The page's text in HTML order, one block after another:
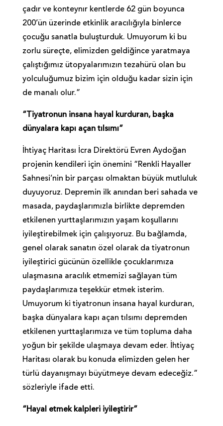
çadır ve konteynır kentlerde 62 gün boyunca
200’ün üzerinde etkinlik aracılığıyla binlerce
çocuğu sanatla buluşturduk. Umuyorum ki bu
zorlu süreçte, elimizden geldiğince yaratmaya
çalıştığımız ütopyalarımızın tezahürü olan bu
yolculuğumuz bizim için olduğu kadar sizin için
de manalı olur.”
“Tiyatronun insana hayal kurduran, başka
dünyalara kapı açan tılsımı”
İhtiyaç Haritası İcra Direktörü Evren Aydoğan
projenin kendileri için önemini “Renkli Hayaller
Sahnesi’nin bir parçası olmaktan büyük mutluluk
duyuyoruz. Depremin ilk anından beri sahada ve
masada, paydaşlarımızla birlikte depremden
etkilenen yurttaşlarımızın yaşam koşullarını
iyileştirebilmek için çalışıyoruz. Bu bağlamda,
genel olarak sanatın özel olarak da tiyatronun
iyileştirici gücünün özellikle çocuklarımıza
ulaşmasına aracılık etmemizi sağlayan tüm
paydaşlarımıza teşekkür etmek isterim.
Umuyorum ki tiyatronun insana hayal kurduran,
başka dünyalara kapı açan tılsımı depremden
etkilenen yurttaşlarımıza ve tüm topluma daha
yoğun bir şekilde ulaşmaya devam eder. İhtiyaç
Haritası olarak bu konuda elimizden gelen her
türlü dayanışmayı büyütmeye devam edeceğiz.”
sözleriyle ifade etti.
“Hayal etmek kalpleri iyileştirir”